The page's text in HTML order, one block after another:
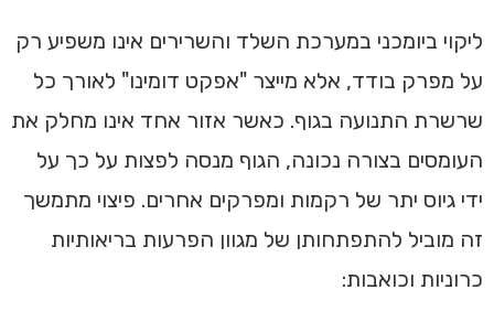
ליקוי ביומכני במערכת השלד והשרירים אינו משפיע רק
על מפרק בודד, אלא מייצר "אפקט דומינו" לאורך כל
שרשרת התנועה בגוף. כאשר אזור אחד אינו מחלק את
העומסים בצורה נכונה, הגוף מנסה לפצות על כך על
ידי גיוס יתר של רקמות ומפרקים אחרים. פיצוי מתמשך
זה מוביל להתפתחותן של מגוון הפרעות בריאותיות
כרוניות וכואבות: